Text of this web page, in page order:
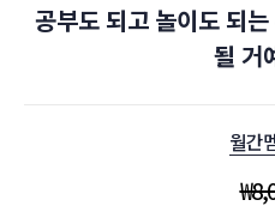
공부도 되고 놀이도 되
될 거
월간
₩